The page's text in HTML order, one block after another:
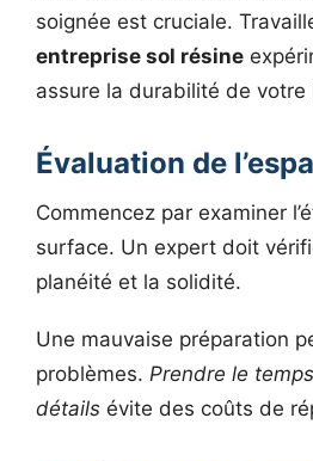
soignée est cruciale.
entreprise sol résine
assure la durabilité de votre
Évaluation de
Commencez par examiner
surface. Un expert doit
planéité et la solidité.
Une mauvaise préparation
problèmes. Prendre le
détails évite des coûts de